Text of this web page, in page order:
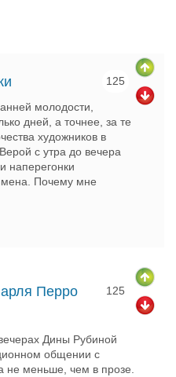
125
молодости,
дней, а точнее, за те
художников в
с утра до вечера
наперегонки
Почему мне
Перро
125
Дины Рубиной
общении с
не меньше, чем в прозе.